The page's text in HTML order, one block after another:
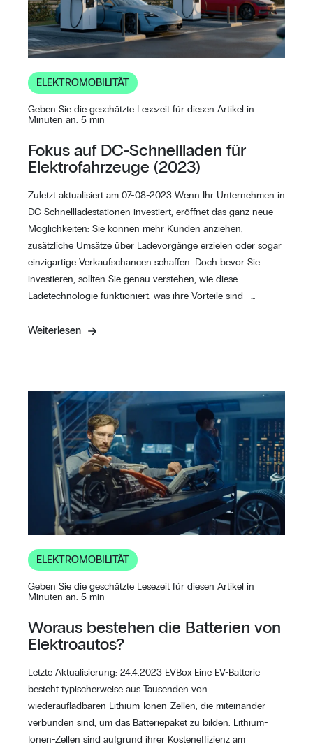
ELEKTROMOBILITÄT
Geben Sie die geschätzte Lesezeit für diesen Artikel in
Minuten an. 5 min
Fokus auf DC-Schnellladen für
Elektrofahrzeuge (2023)
Zuletzt aktualisiert am 07-08-2023 Wenn Ihr Unternehmen in
DC-Schnellladestationen investiert, eröffnet das ganz neue
Möglichkeiten: Sie können mehr Kunden anziehen,
zusätzliche Umsätze über Ladevorgänge erzielen oder sogar
einzigartige Verkaufschancen schaffen. Doch bevor Sie
investieren, sollten Sie genau verstehen, wie diese
Ladetechnologie funktioniert, was ihre Vorteile sind –…
Weiterlesen
ELEKTROMOBILITÄT
Geben Sie die geschätzte Lesezeit für diesen Artikel in
Minuten an. 5 min
Woraus bestehen die Batterien von
Elektroautos?
Letzte Aktualisierung: 24.4.2023 EVBox Eine EV-Batterie
besteht typischerweise aus Tausenden von
wiederaufladbaren Lithium-Ionen-Zellen, die miteinander
verbunden sind, um das Batteriepaket zu bilden. Lithium-
Ionen-Zellen sind aufgrund ihrer Kosteneffizienz am